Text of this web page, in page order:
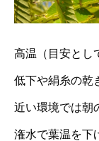
高温（目安とし
低下や絹糸の乾
近い環境では朝
潅水で葉温を下